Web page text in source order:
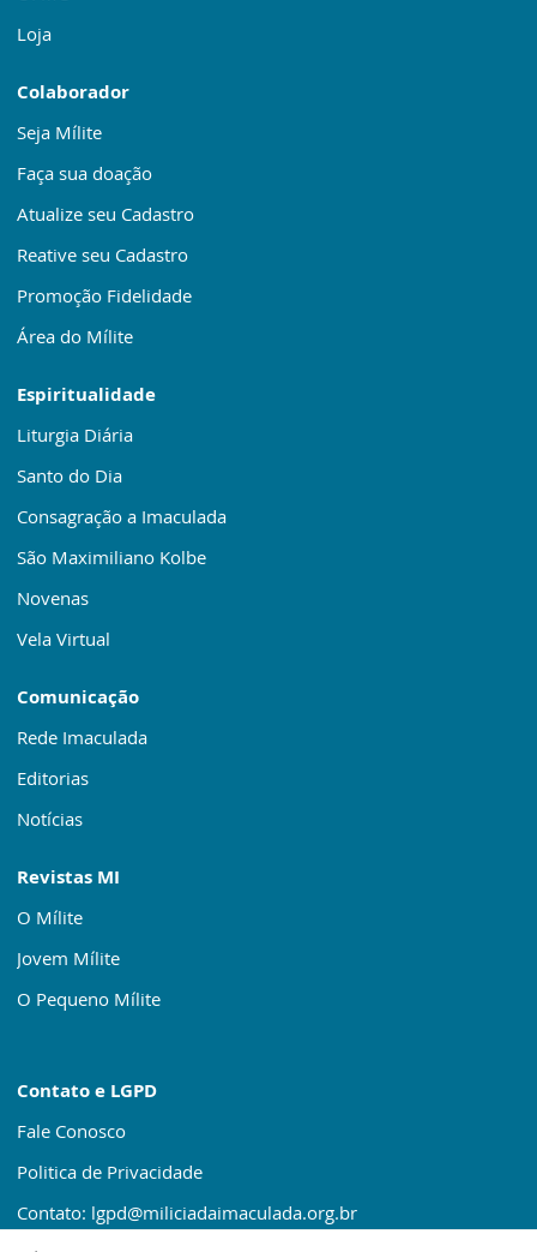
Loja
Colaborador
Seja Mílite
Faça sua doação
Atualize seu Cadastro
Reative seu Cadastro
Promoção Fidelidade
Área do Mílite
Espiritualidade
Liturgia Diária
Santo do Dia
Consagração a Imaculada
São Maximiliano Kolbe
Novenas
Vela Virtual
Comunicação
Rede Imaculada
Editorias
Notícias
Revistas MI
O Mílite
Jovem Mílite
O Pequeno Mílite
Contato e LGPD
Fale Conosco
Politica de Privacidade
Contato: lgpd@miliciadaimaculada.org.br